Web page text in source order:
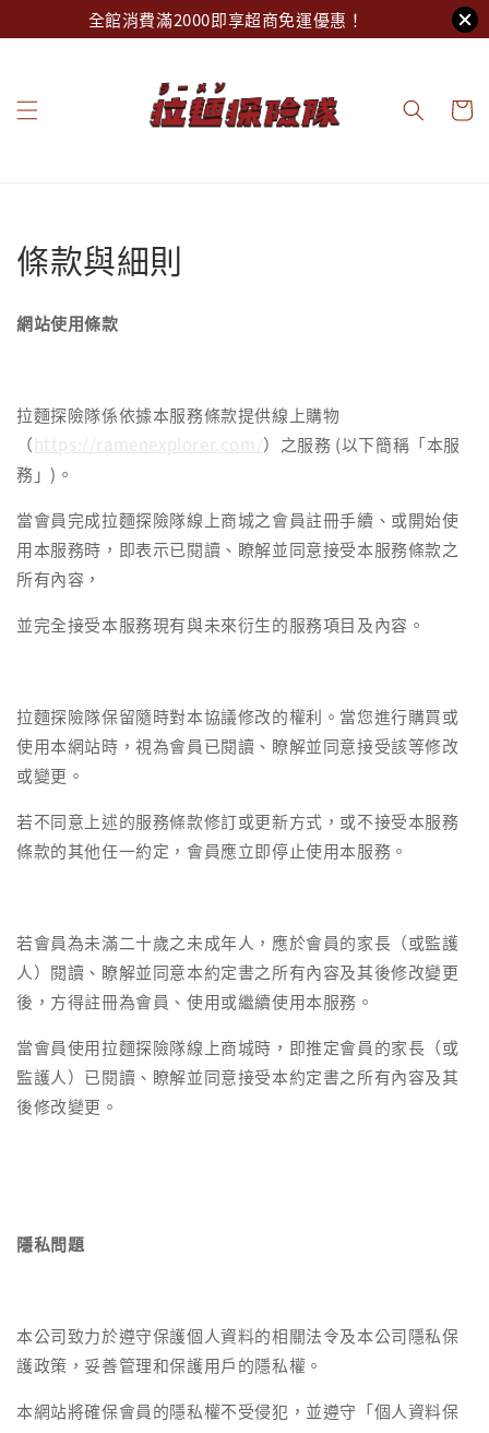
全館消費滿2000即享超商免運優惠！
條款與細則
網站使用條款
拉麵探險隊係依據本服務條款提供線上購物
（ https://ramenexplorer.com/ ）之服務 (以下簡稱「本服
務」)。
當會員完成拉麵探險隊線上商城之會員註冊手續、或開始使
用本服務時，即表示已閱讀、瞭解並同意接受本服務條款之
所有內容，
並完全接受本服務現有與未來衍生的服務項目及內容。
拉麵探險隊保留隨時對本協議修改的權利。當您進行購買或
使用本網站時，視為會員已閱讀、瞭解並同意接受該等修改
或變更。
若不同意上述的服務條款修訂或更新方式，或不接受本服務
條款的其他任一約定，會員應立即停止使用本服務。
若會員為未滿二十歲之未成年人，應於會員的家長（或監護
人）閱讀、瞭解並同意本約定書之所有內容及其後修改變更
後，方得註冊為會員、使用或繼續使用本服務。
當會員使用拉麵探險隊線上商城時，即推定會員的家長（或
監護人）已閱讀、瞭解並同意接受本約定書之所有內容及其
後修改變更。
隱私問題
本公司致力於遵守保護個人資料的相關法令及本公司隱私保
護政策，妥善管理和保護用戶的隱私權。
本網站將確保會員的隱私權不受侵犯，並遵守「個人資料保